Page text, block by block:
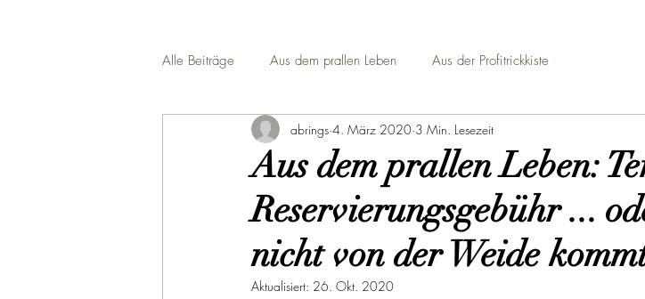
Alle Beiträge Aus dem prallen Leben Aus der Profitrickkiste
Aus dem prallen Leben:
Reservierungsgebühr ...
nicht von der Weide
abrings 4. März 2020 3 Min. Lesezeit
Aktualisiert: 26. Okt. 2020